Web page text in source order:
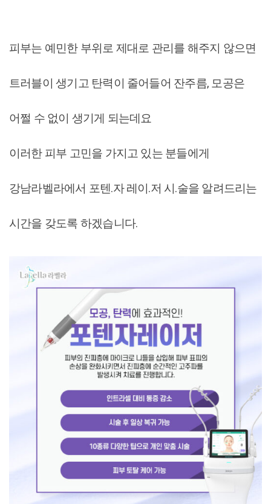
피부는 예민한 부위로 제대로 관리를 해주지 않으면
트러블이 생기고 탄력이 줄어들어 잔주름, 모공은
어쩔 수 없이 생기게 되는데요
이러한 피부 고민을 가지고 있는 분들에게
강남라벨라에서 포텐.자 레이.저 시.술을 알려드리는
시간을 갖도록 하겠습니다.